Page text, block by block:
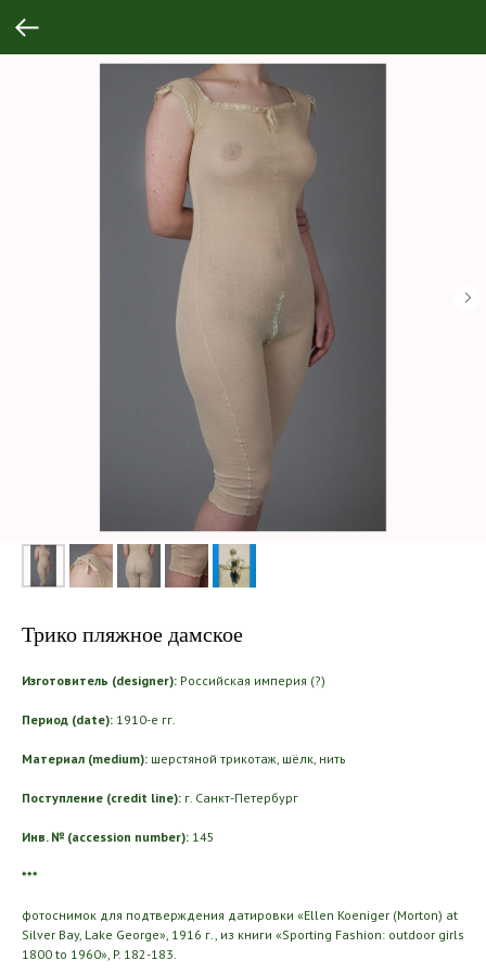
Трико пляжное дамское
Изготовитель (designer): Российская империя (?)
Период (date): 1910-е гг.
Материал (medium): шерстяной трикотаж, шёлк, нить
Поступление (credit line): г. Санкт-Петербург
Инв. № (accession number): 145
***
фотоснимок для подтверждения датировки «Ellen Koeniger (Morton) at
Silver Bay, Lake George», 1916 г., из книги «Sporting Fashion: outdoor girls
1800 to 1960», P. 182-183.